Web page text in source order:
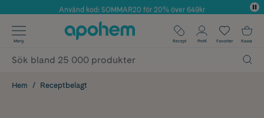
Årets Butik 2025 inom Skönhet
Använd kod: SOMMAR20 för 20% över 649kr
✓ Fri frakt
✓ Poäng på alla köp*
Meny Recept Profil Favoriter Kassa
Hem Receptbelagt